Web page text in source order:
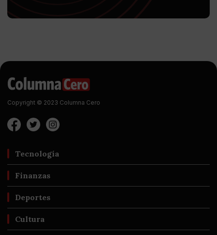
Copyright © 2023 Columna Cero
Tecnología
Finanzas
Deportes
Cultura